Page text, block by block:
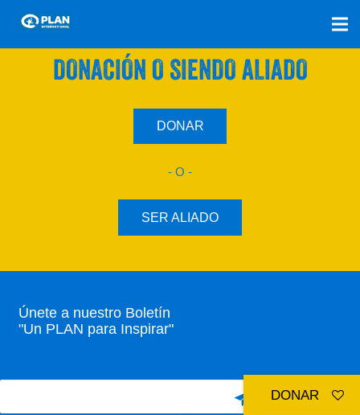
SÚMATE A NUESTRO PLAN CON UNA
DONACIÓN O SIENDO ALIADO
DONAR
- O -
SER ALIADO
Únete a nuestro Boletín
"Un PLAN para Inspirar"
DONAR